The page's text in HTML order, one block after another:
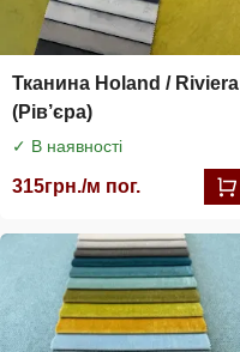
Тканина Holand / Riviera
(Рів’єра)
✓ В наявності
315грн./м пог.